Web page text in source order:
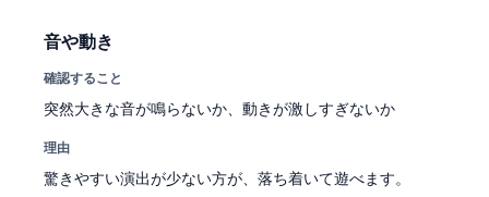
音や動き
確認すること
突然大きな音が鳴らないか、動きが激しすぎないか
理由
驚きやすい演出が少ない方が、落ち着いて遊べます。